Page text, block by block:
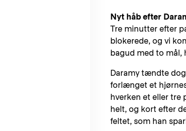
Nyt håb efter
Tre minutter efter
blokerede, og vi
bagud med to mål,
Daramy tændte
forlænget et
hverken et eller tre
helt, og kort efter
feltet, som han